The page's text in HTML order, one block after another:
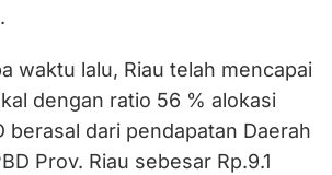
waktu lalu, Riau telah mencapai
dengan ratio 56 % alokasi
berasal dari pendapatan Daerah
Prov. Riau sebesar Rp.9.1